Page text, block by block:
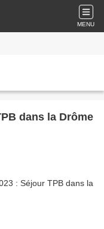
MENU
dans la Drôme